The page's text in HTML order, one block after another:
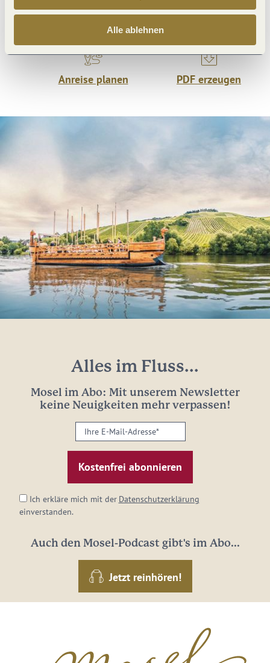
Alle ablehnen
Was möchtest du als nächstes tun?
Anreise planen PDF erzeugen
Alles im Fluss...
Mosel im Abo: Mit unserem Newsletter
keine Neuigkeiten mehr verpassen!
Ihre
E-
Mail-
Adresse:
Ich erkläre mich mit der Datenschutzerklärung
einverstanden.
Auch den Mosel-Podcast gibt's im Abo...
Jetzt reinhören!